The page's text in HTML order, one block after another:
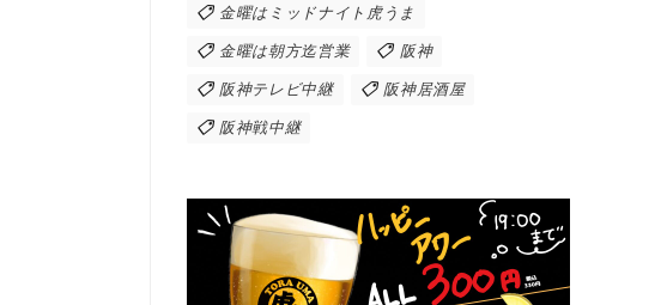
金曜はミッドナイト虎うま
金曜は朝方迄営業 阪神
阪神テレビ中継 阪神居酒屋
阪神戦中継